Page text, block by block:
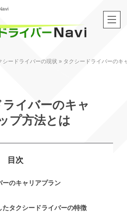
シードライバーの現状 » タクシードライバーのキ
イバーのキャ
プ方法とは
ーのキャリアプラン
たタクシードライバーの特徴